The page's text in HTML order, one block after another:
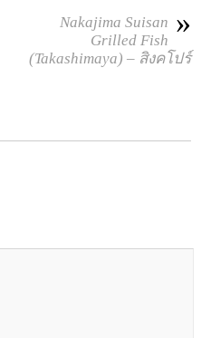
»
Nakajima Suisan
Grilled Fish
(Takashimaya) – สิงคโปร์